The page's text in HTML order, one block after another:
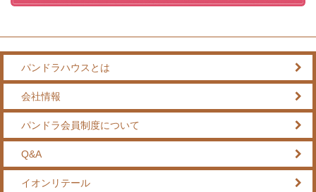
パンドラハウスとは
会社情報
パンドラ会員制度について
Q&A
イオンリテール